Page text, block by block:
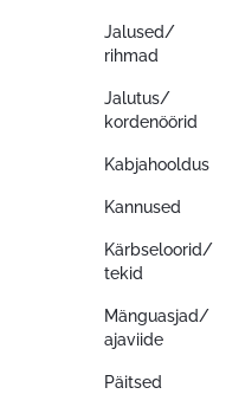
Jalused/
rihmad
Jalutus/
kordenöörid
Kabjahooldus
Kannused
Kärbseloorid/
tekid
Mänguasjad/
ajaviide
Päitsed